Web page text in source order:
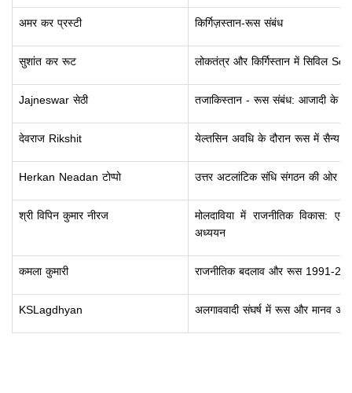
अमर कर प्रस्टी किर्गिज़स्तान-रूस संबंध
सुशांत कर रूट लोकतंत्र और किर्गिस्तान में सिविल
Jajneswar सेठी तजाकिस्तान - रूस संबंध: आजादी के
देवराज Rikshit येल्तसिन अवधि के दौरान रूस में सैन्य
Herkan Neadan टोप्पो उत्तर अटलांटिक संधि संगठन की ओर
श्री विपिन कुमार नीरज
मोलदाविया में राजनीतिक विकास:
अध्ययन
कमला कुमारी राजनीतिक बदलाव और रूस 1991-
KSLagdhyan अलगाववादी संघर्ष में रूस और मानव